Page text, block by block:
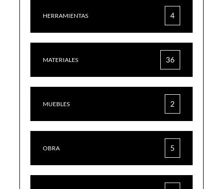
HERRAMIENTAS 4
MATERIALES 36
MUEBLES 2
OBRA 5